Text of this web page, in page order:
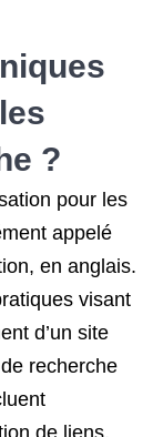
?
pour les
appelé
en anglais.
visant
d’un site
recherche
de liens,